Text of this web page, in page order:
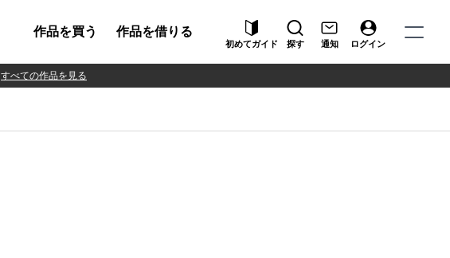
作品を買う 作品を借りる
初めてガイド 探す 通知 ログイン
すべての作品を見る